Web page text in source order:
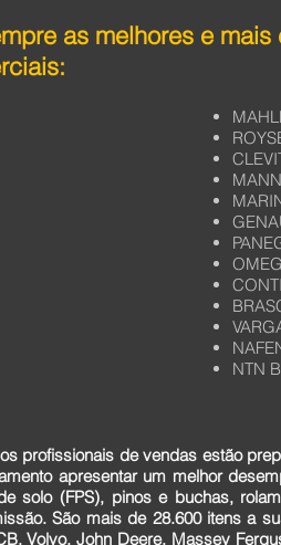
as melhores e
MANN
NTN
profissionais de vendas estão
apresentar um melhor
solo (FPS), pinos e buchas,
São mais de 28.600 itens a
Volvo, John Deere, Massey